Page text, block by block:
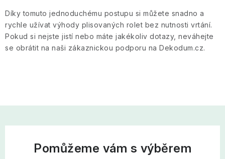
Díky tomuto jednoduchému postupu si můžete snadno a
rychle užívat výhody plisovaných rolet bez nutnosti vrtání.
Pokud si nejste jistí nebo máte jakékoliv dotazy, neváhejte
se obrátit na naši zákaznickou podporu na Dekodum.cz.
Pomůžeme vám s výběrem